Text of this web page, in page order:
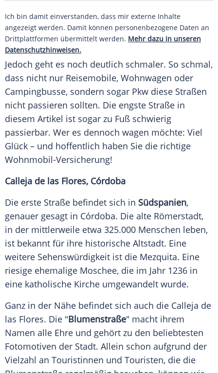
Ich bin damit einverstanden, dass mir externe Inhalte
angezeigt werden. Damit können personenbezogene Daten an
Drittplattformen übermittelt werden. Mehr dazu in unseren
Datenschutzhinweisen.
Jedoch geht es noch deutlich schmaler. So schmal,
dass nicht nur Reisemobile, Wohnwagen oder
Campingbusse, sondern sogar Pkw diese Straßen
nicht passieren sollten. Die engste Straße in
diesem Artikel ist sogar zu Fuß schwierig
passierbar. Wer es dennoch wagen möchte: Viel
Glück – und hoffentlich haben Sie die richtige
Wohnmobil-Versicherung!
Calleja de las Flores, Córdoba
Die erste Straße befindet sich in Südspanien,
genauer gesagt in Córdoba. Die alte Römerstadt,
in der mittlerweile etwa 325.000 Menschen leben,
ist bekannt für ihre historische Altstadt. Eine
weitere Sehenswürdigkeit ist die Mezquita. Eine
riesige ehemalige Moschee, die im Jahr 1236 in
eine katholische Kirche umgewandelt wurde.
Ganz in der Nähe befindet sich auch die Calleja de
las Flores. Die "Blumenstraße" macht ihrem
Namen alle Ehre und gehört zu den beliebtesten
Fotomotiven der Stadt. Allein schon aufgrund der
Vielzahl an Touristinnen und Touristen, die die